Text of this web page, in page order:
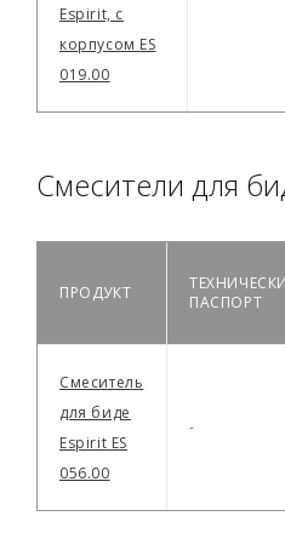
Espirit, с
корпусом ES
019.00
Смесители для
ПРОДУКТ
ПАСПОРТ
Смеситель
для биде
Espirit ES
056.00
-